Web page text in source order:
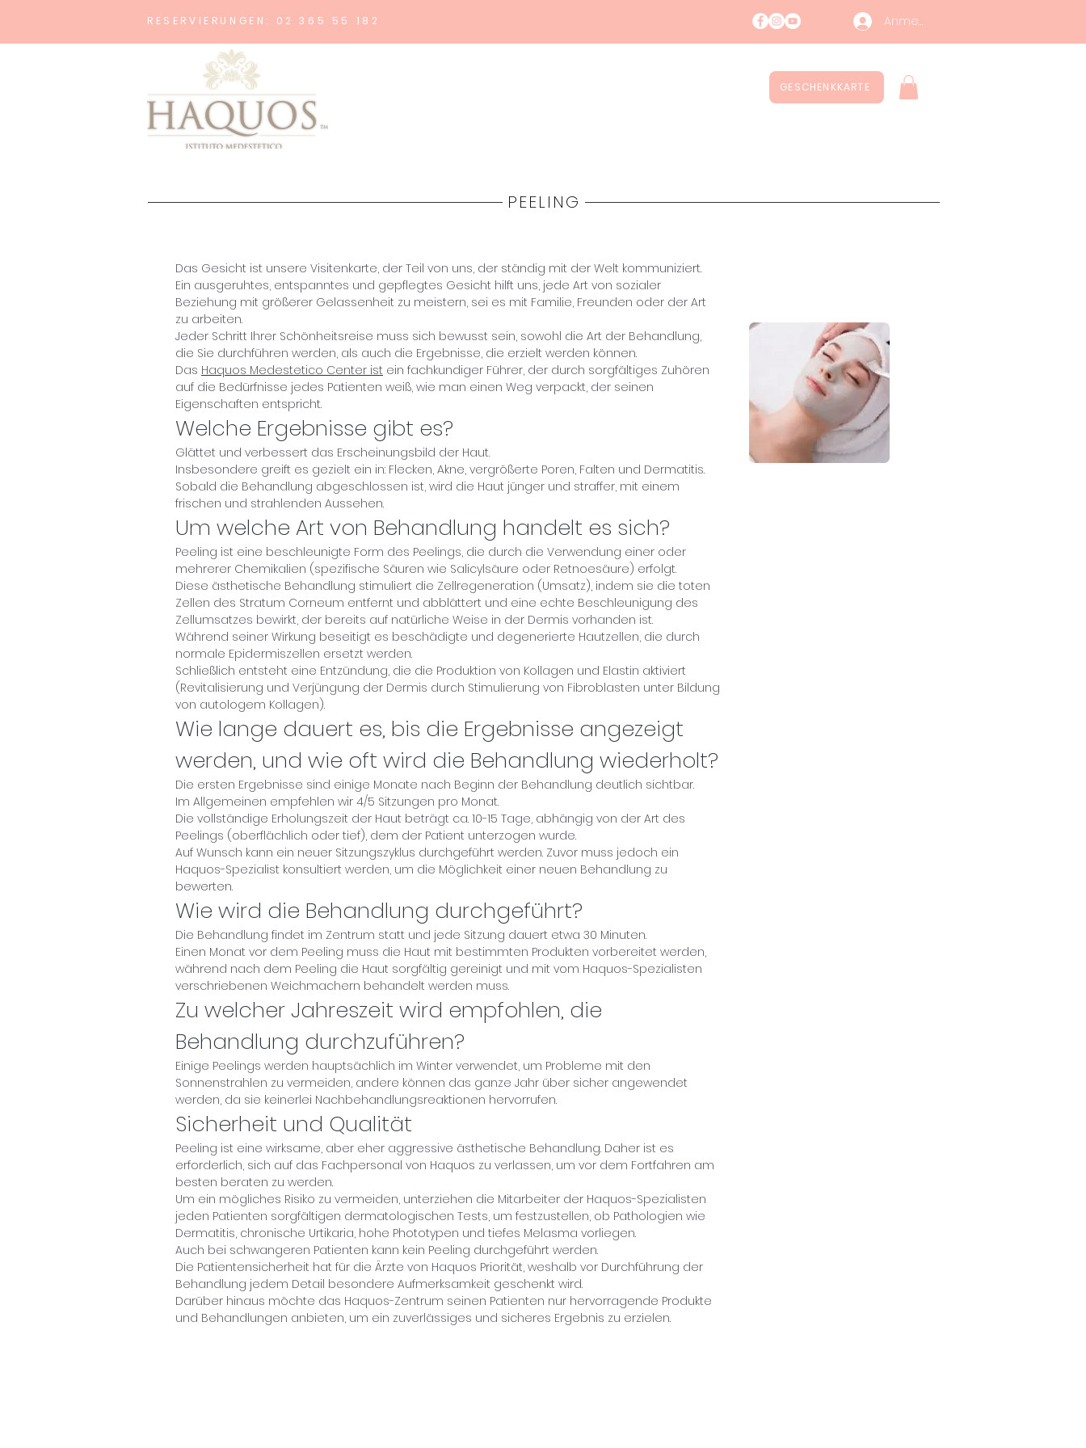
RESERVIERUNGEN: 02 365 55 182 Anmelden
GESCHENKKARTE
PEELING
Das Gesicht ist unsere Visitenkarte, der Teil von uns, der ständig mit der Welt kommuniziert.
Ein ausgeruhtes, entspanntes und gepflegtes Gesicht hilft uns, jede Art von sozialer
Beziehung mit größerer Gelassenheit zu meistern, sei es mit Familie, Freunden oder der Art
zu arbeiten.
Jeder Schritt Ihrer Schönheitsreise muss sich bewusst sein, sowohl die Art der Behandlung,
die Sie durchführen werden, als auch die Ergebnisse, die erzielt werden können.
Das Haquos Medestetico Center ist ein fachkundiger Führer, der durch sorgfältiges Zuhören
auf die Bedürfnisse jedes Patienten weiß, wie man einen Weg verpackt, der seinen
Eigenschaften entspricht.
Welche Ergebnisse gibt es?
Glättet und verbessert das Erscheinungsbild der Haut.
Insbesondere greift es gezielt ein in: Flecken, Akne, vergrößerte Poren, Falten und Dermatitis.
Sobald die Behandlung abgeschlossen ist, wird die Haut jünger und straffer, mit einem
frischen und strahlenden Aussehen.
Um welche Art von Behandlung handelt es sich?
Peeling ist eine beschleunigte Form des Peelings, die durch die Verwendung einer oder
mehrerer Chemikalien (spezifische Säuren wie Salicylsäure oder Retnoesäure) erfolgt.
Diese ästhetische Behandlung stimuliert die Zellregeneration (Umsatz), indem sie die toten
Zellen des Stratum Corneum entfernt und abblättert und eine echte Beschleunigung des
Zellumsatzes bewirkt, der bereits auf natürliche Weise in der Dermis vorhanden ist.
Während seiner Wirkung beseitigt es beschädigte und degenerierte Hautzellen, die durch
normale Epidermiszellen ersetzt werden.
Schließlich entsteht eine Entzündung, die die Produktion von Kollagen und Elastin aktiviert
(Revitalisierung und Verjüngung der Dermis durch Stimulierung von Fibroblasten unter Bildung
von autologem Kollagen).
Wie lange dauert es, bis die Ergebnisse angezeigt
werden, und wie oft wird die Behandlung wiederholt?
Die ersten Ergebnisse sind einige Monate nach Beginn der Behandlung deutlich sichtbar.
Im Allgemeinen empfehlen wir 4/5 Sitzungen pro Monat.
Die vollständige Erholungszeit der Haut beträgt ca. 10-15 Tage, abhängig von der Art des
Peelings (oberflächlich oder tief), dem der Patient unterzogen wurde.
Auf Wunsch kann ein neuer Sitzungszyklus durchgeführt werden. Zuvor muss jedoch ein
Haquos-Spezialist konsultiert werden, um die Möglichkeit einer neuen Behandlung zu
bewerten.
Wie wird die Behandlung durchgeführt?
Die Behandlung findet im Zentrum statt und jede Sitzung dauert etwa 30 Minuten.
Einen Monat vor dem Peeling muss die Haut mit bestimmten Produkten vorbereitet werden,
während nach dem Peeling die Haut sorgfältig gereinigt und mit vom Haquos-Spezialisten
verschriebenen Weichmachern behandelt werden muss.
Zu welcher Jahreszeit wird empfohlen, die
Behandlung durchzuführen?
Einige Peelings werden hauptsächlich im Winter verwendet, um Probleme mit den
Sonnenstrahlen zu vermeiden, andere können das ganze Jahr über sicher angewendet
werden, da sie keinerlei Nachbehandlungsreaktionen hervorrufen.
Sicherheit und Qualität
Peeling ist eine wirksame, aber eher aggressive ästhetische Behandlung. Daher ist es
erforderlich, sich auf das Fachpersonal von Haquos zu verlassen, um vor dem Fortfahren am
besten beraten zu werden.
Um ein mögliches Risiko zu vermeiden, unterziehen die Mitarbeiter der Haquos-Spezialisten
jeden Patienten sorgfältigen dermatologischen Tests, um festzustellen, ob Pathologien wie
Dermatitis, chronische Urtikaria, hohe Phototypen und tiefes Melasma vorliegen.
Auch bei schwangeren Patienten kann kein Peeling durchgeführt werden.
Die Patientensicherheit hat für die Ärzte von Haquos Priorität, weshalb vor Durchführung der
Behandlung jedem Detail besondere Aufmerksamkeit geschenkt wird.
Darüber hinaus möchte das Haquos-Zentrum seinen Patienten nur hervorragende Produkte
und Behandlungen anbieten, um ein zuverlässiges und sicheres Ergebnis zu erzielen.